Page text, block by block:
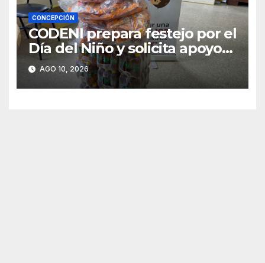
CONCEPCIÓN
CODENI prepara festejo por el
Día del Niño y solicita apoyo
para llegar a 300 chicos
AGO 10, 2026